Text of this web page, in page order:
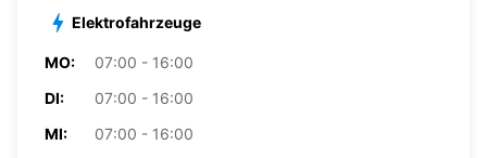
Elektrofahrzeuge
MO:
07:00 - 16:00
DI:
07:00 - 16:00
MI:
07:00 - 16:00